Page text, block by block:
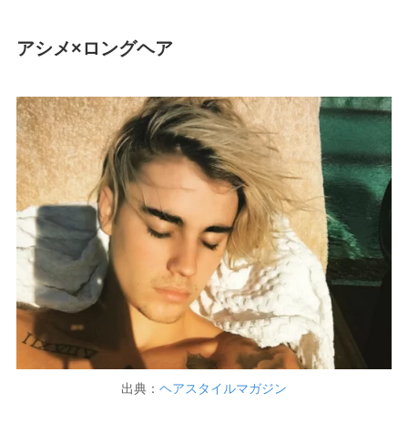
アシメ×ロングヘア
出典： ヘアスタイルマガジン